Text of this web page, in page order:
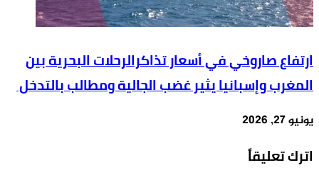
ارتفاع صاروخي في أسعار تذاكرالرحلات البحرية بين
المغرب وإسبانيا يثير غضب الجالية ومطالب بالتدخل
يونيو 27, 2026
اترك تعليقاً